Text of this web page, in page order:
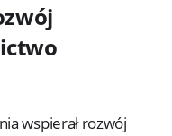
wspierał rozwój